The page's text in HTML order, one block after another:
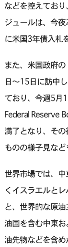
などを控えてお
ジュールは、今
に米国3年債入札
また、米国政府
日〜15日に訪中
ており、今週5月
Federal Reserve
満了となり、そ
ものの様子見など
世界市場では、
くイスラエルと
と、世界的な原
油国を含む中東
油先物などを含